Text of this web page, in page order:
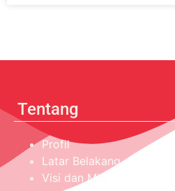
Tentang
Profil
Latar Belakang
Visi dan Misi